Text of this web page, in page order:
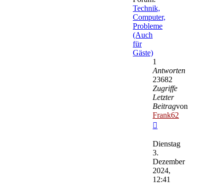
Technik,
Computer,
Probleme
(Auch
für
Gäste)
1
Antworten
23682
Zugriffe
Letzter
Beitragvon
Frank62
Beitrag
Dienstag
3.
Dezember
2024,
12:41